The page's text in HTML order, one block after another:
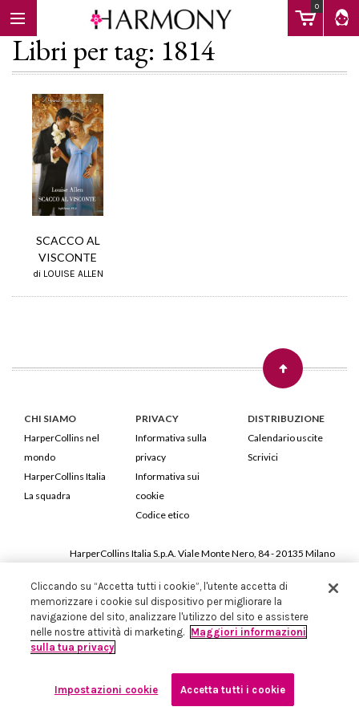
0
EBOOK
Calendario
Libri per tag: 1814
SCACCO AL
VISCONTE
di LOUISE ALLEN
CHI SIAMO
HarperCollins nel
mondo
HarperCollins Italia
La squadra
PRIVACY
Informativa sulla
privacy
Informativa sui
cookie
Codice etico
DISTRIBUZIONE
Calendario uscite
Scrivici
HarperCollins Italia S.p.A. Viale Monte Nero, 84 - 20135 Milano
Iscritta in Milano al Registro delle imprese nr.198004 e REA nr.1051898
Cliccando su “Accetta tutti i cookie”, l'utente accetta di
memorizzare i cookie sul dispositivo per migliorare la
navigazione del sito, analizzare l'utilizzo del sito e assistere
nelle nostre attività di marketing. Maggiori informazioni
sulla tua privacy
Impostazioni cookie Accetta tutti i cookie